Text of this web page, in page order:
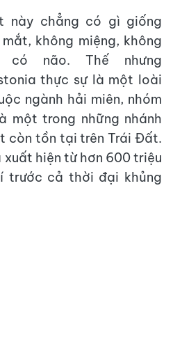
này chẳng có gì giống
không miệng, không
có não. Thế nhưng
thực sự là một loài
ngành hải miên, nhóm
một trong những nhánh
còn tồn tại trên Trái Đất.
hiện từ hơn 600 triệu
trước cả thời đại khủng